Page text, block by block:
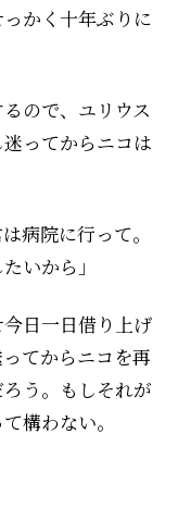
かく十年ぶりに
ので、ユリウス
ってからニコは
病院に行って。
いから」
日一日借り上げ
てからニコを再
う。もしそれが
構わない。